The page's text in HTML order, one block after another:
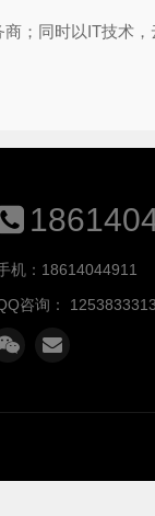
；同时以IT技术
机：18614044911
咨询： 1253833313